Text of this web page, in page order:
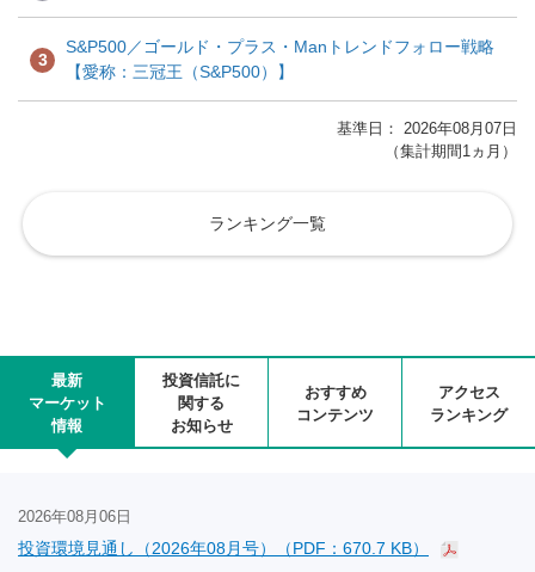
3
S&P500／ゴールド・プラス・Manトレンドフォロー戦略
【愛称：三冠王（S&P500）】
基準日： 2026年08月07日
（集計期間1ヵ月）
ランキング一覧
最新
マーケット
情報
投資信託に
関する
お知らせ
おすすめ
コンテンツ
アクセス
ランキング
2026年08月06日
投資環境見通し（2026年08月号）（PDF：670.7 KB）